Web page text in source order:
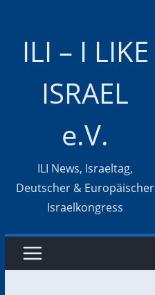
ILI – I LIKE
ISRAEL
e.V.
ILI News, Israeltag,
Deutscher & Europäischer
Israelkongress